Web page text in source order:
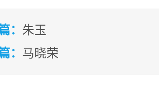
： 朱玉
： 马晓荣